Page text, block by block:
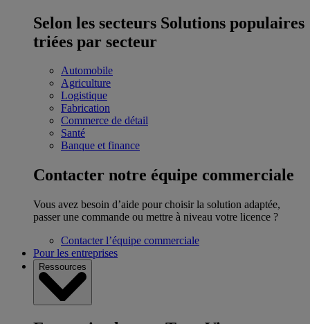
Selon les secteurs Solutions populaires
triées par secteur
Automobile
Agriculture
Logistique
Fabrication
Commerce de détail
Santé
Banque et finance
Contacter notre équipe commerciale
Vous avez besoin d’aide pour choisir la solution adaptée,
passer une commande ou mettre à niveau votre licence ?
Contacter l’équipe commerciale
Pour les entreprises
Ressources